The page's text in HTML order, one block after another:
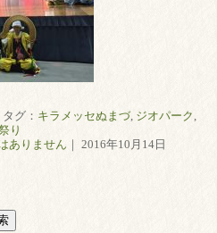
タグ： キラメッセぬまづ, ジオパーク
り
ありません ｜ 2016年10月14日